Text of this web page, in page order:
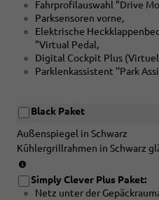
Speichen-
Multifunktions-
Sport-
Lederlenkrad,
beheizbar)
Fahrprofilauswahl "Drive
Parksensoren vorne,
Elektrische
"Virtual Pedal,
Digital Cockpit Plus
Parklenkassistent ''Park
Black Paket
Außenspiegel in Schwarz
Kühlergrillrahmen in Schwarz
in
Verbindung
Simply Clever Plus Paket:
Netz unter der